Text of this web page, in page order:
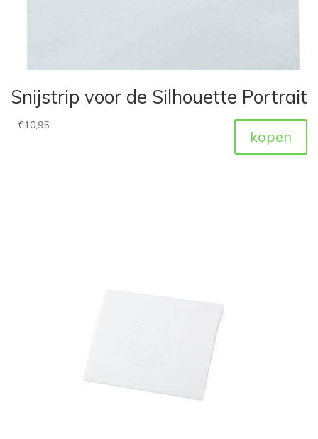
Snijstrip voor de Silhouette Portrait
€10,95
kopen